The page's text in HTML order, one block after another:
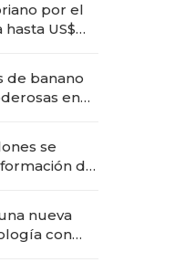
por el
US$
de banano
en
se
de
nueva
con